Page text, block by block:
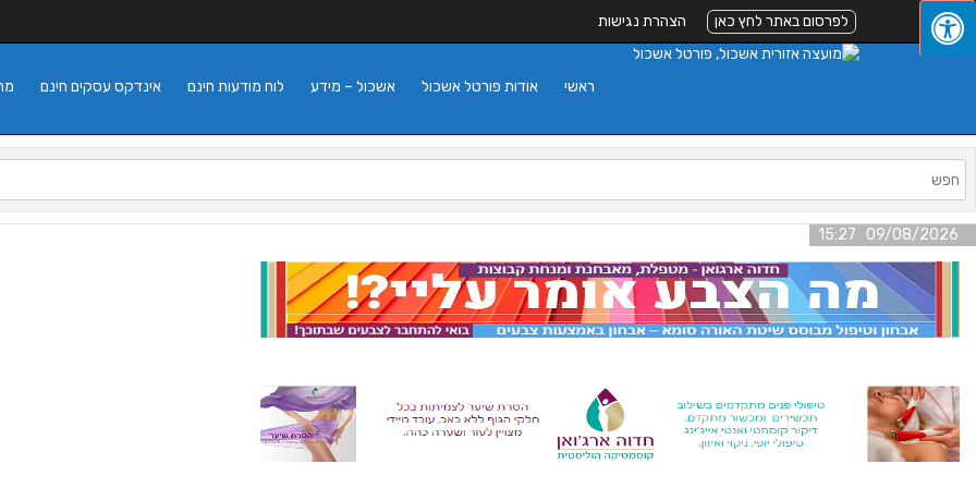
לפרסום באתר לחץ כאן הצהרת נגישות
אינדקס עסקים חינם לוח מודעות חינם אשכול – מידע אודות פורטל אשכול ראשי
09/08/2026 15:27